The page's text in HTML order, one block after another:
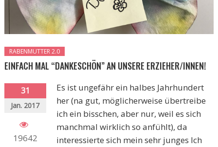
RABENMUTTER 2.0
EINFACH MAL “DANKESCHÖN” AN UNSERE ERZIEHER/INNEN!
31
Jan. 2017
19642
Es ist ungefähr ein halbes Jahrhundert
her (na gut, möglicherweise übertreibe
ich ein bisschen, aber nur, weil es sich
manchmal wirklich so anfühlt), da
interessierte sich mein sehr junges Ich